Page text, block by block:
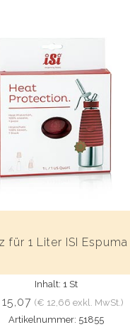
für 1 Liter ISI
Inhalt: 1 St
(€ 12,66 exkl. MwSt.)
Artikelnummer: 51855